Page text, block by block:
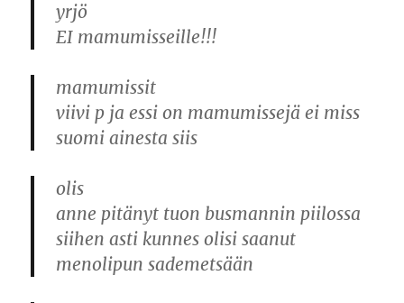
yrjö
EI mamumisseille!!!
mamumissit
viivi p ja essi on mamumissejä ei miss
suomi ainesta siis
olis
anne pitänyt tuon busmannin piilossa
siihen asti kunnes olisi saanut
menolipun sademetsään